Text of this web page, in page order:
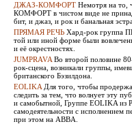
ДЖАЗ-КОМФОРТ Немотря на то,
КОМФОРТ в чистом виде не
бит, и джаз, и рок и банальная
ПРЯМАЯ РЕЧЬ Хард-рок группа
той или иной форме были
и её окрестностях.
JUMPRAVA Во второй половине
рок-сцена, возникали группы,
британского Бэзилдона.
EOLIKA Для того, чтобы
следить за тем, что волнует эту
и самобытной, Группе EOLIKA из
самодеятельности с исполнением
при этом на ABBA.